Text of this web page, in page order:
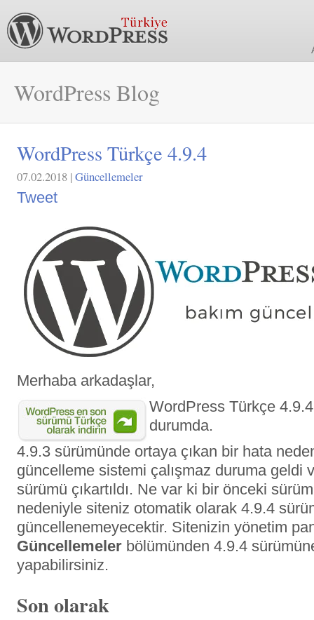
WordPress Blog
WordPress Türkçe 4.9.4
07.02.2018 |Güncellemeler
Tweet
Merhaba arkadaşlar,
WordPress Türkçe
durumda.
4.9.3 sürümünde ortaya çıkan bir hata
güncelleme sistemi çalışmaz duruma geldi
sürümü çıkartıldı. Ne var ki bir önceki
nedeniyle siteniz otomatik olarak 4.9.4
güncellenemeyecektir. Sitenizin yönetim
Güncellemeler bölümünden 4.9.4
yapabilirsiniz.
Son olarak